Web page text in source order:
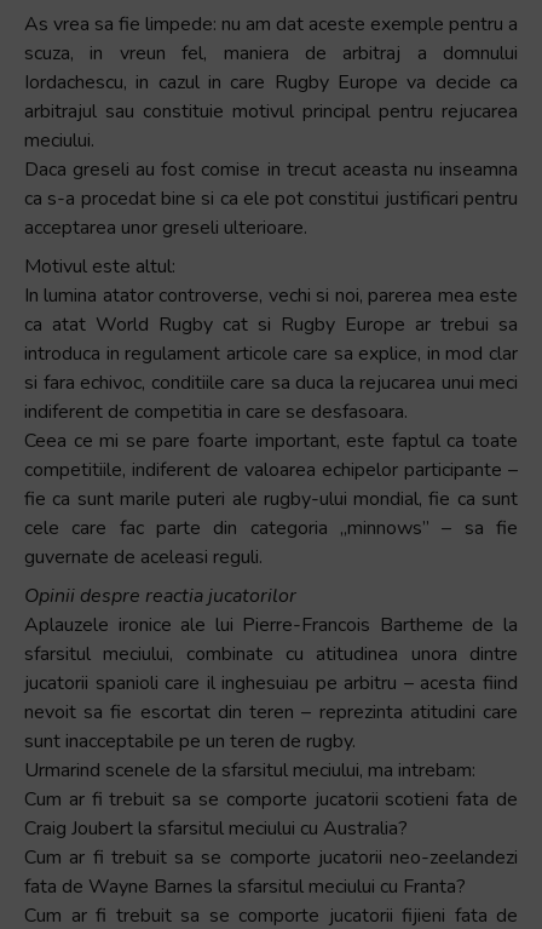
As vrea sa fie limpede: nu am dat aceste exemple pentru a
scuza, in vreun fel, maniera de arbitraj a domnului
Iordachescu, in cazul in care Rugby Europe va decide ca
arbitrajul sau constituie motivul principal pentru rejucarea
meciului.
Daca greseli au fost comise in trecut aceasta nu inseamna
ca s-a procedat bine si ca ele pot constitui justificari pentru
acceptarea unor greseli ulterioare.
Motivul este altul:
In lumina atator controverse, vechi si noi, parerea mea este
ca atat World Rugby cat si Rugby Europe ar trebui sa
introduca in regulament articole care sa explice, in mod clar
si fara echivoc, conditiile care sa duca la rejucarea unui meci
indiferent de competitia in care se desfasoara.
Ceea ce mi se pare foarte important, este faptul ca toate
competitiile, indiferent de valoarea echipelor participante –
fie ca sunt marile puteri ale rugby-ului mondial, fie ca sunt
cele care fac parte din categoria „minnows” – sa fie
guvernate de aceleasi reguli.
Opinii despre reactia jucatorilor
Aplauzele ironice ale lui Pierre-Francois Bartheme de la
sfarsitul meciului, combinate cu atitudinea unora dintre
jucatorii spanioli care il inghesuiau pe arbitru – acesta fiind
nevoit sa fie escortat din teren – reprezinta atitudini care
sunt inacceptabile pe un teren de rugby.
Urmarind scenele de la sfarsitul meciului, ma intrebam:
Cum ar fi trebuit sa se comporte jucatorii scotieni fata de
Craig Joubert la sfarsitul meciului cu Australia?
Cum ar fi trebuit sa se comporte jucatorii neo-zeelandezi
fata de Wayne Barnes la sfarsitul meciului cu Franta?
Cum ar fi trebuit sa se comporte jucatorii fijieni fata de